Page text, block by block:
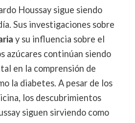
Houssay sigue siendo
Sus investigaciones sobre
y su influencia sobre el
azúcares continúan siendo
en la comprensión de
la diabetes. A pesar de los
los descubrimientos
siguen sirviendo como